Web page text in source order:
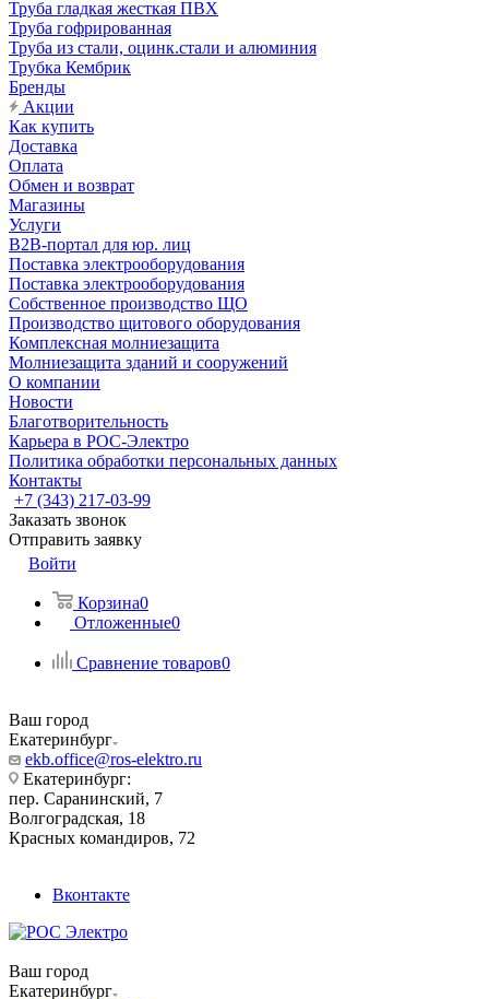
Труба гладкая жесткая ПВХ
Труба гофрированная
Труба из стали, оцинк.стали и алюминия
Трубка Кембрик
Бренды
Акции
Как купить
Доставка
Оплата
Обмен и возврат
Магазины
Услуги
B2B-портал для юр. лиц
Поставка электрооборудования
Поставка электрооборудования
Собственное производство ЩО
Производство щитового оборудования
Комплексная молниезащита
Молниезащита зданий и сооружений
О компании
Новости
Благотворительность
Карьера в РОС-Электро
Политика обработки персональных данных
Контакты
+7 (343) 217-03-99
Заказать звонок
Отправить заявку
Войти
Корзина0
Отложенные0
Сравнение товаров0
Ваш город
Екатеринбург
ekb.office@ros-elektro.ru
Екатеринбург:
пер. Саранинский, 7
Волгоградская, 18
Красных командиров, 72
Вконтакте
Ваш город
Екатеринбург